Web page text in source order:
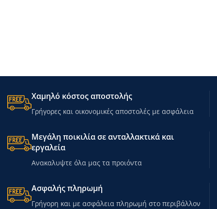
Χαμηλό κόστος αποστολής
Γρήγορες και οικονομικές αποστολές με ασφάλεια
Μεγάλη ποικιλία σε ανταλλακτικά και
εργαλεία
Ανακαλυψτε όλα μας τα προιόντα
Ασφαλής πληρωμή
Γρήγορη και με ασφάλεια πληρωμή στο περιβάλλον